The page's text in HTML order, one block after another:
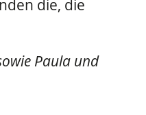
die, die
Paula und